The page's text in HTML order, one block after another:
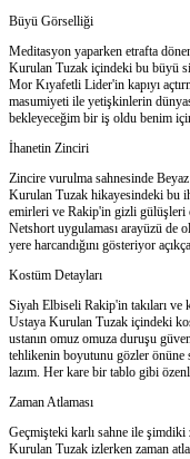
Büyü Görselliği
Meditasyon yaparken etrafta
Kurulan Tuzak içindeki bu büyü
Mor Kıyafetli Lider'in kapıyı
masumiyeti ile yetişkinlerin
bekleyeceğim bir iş oldu benim
İhanetin Zinciri
Zincire vurulma sahnesinde
Kurulan Tuzak hikayesindeki bu
emirleri ve Rakip'in gizli gülüşleri
Netshort uygulaması arayüzü de
yere harcandığını gösteriyor
Kostüm Detayları
Siyah Elbiseli Rakip'in takıları ve
Ustaya Kurulan Tuzak içindeki
ustanın omuz omuza duruşu
tehlikenin boyutunu gözler önüne
lazım. Her kare bir tablo gibi
Zaman Atlaması
Geçmişteki karlı sahne ile şimdiki
Kurulan Tuzak izlerken zaman